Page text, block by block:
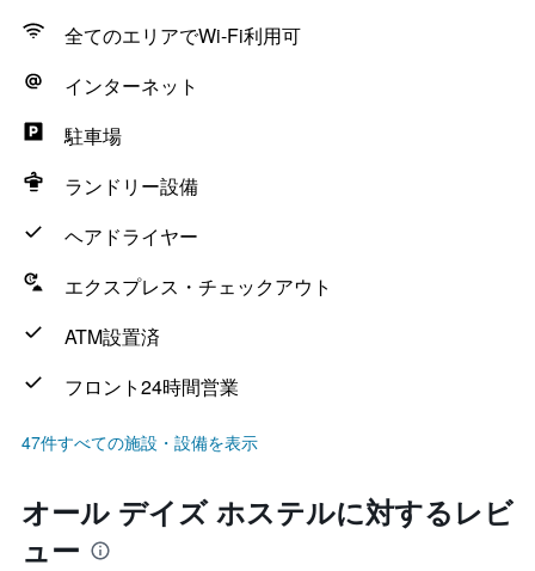
全てのエリアでWi-Fi利用可
インターネット
駐車場
ランドリー設備
ヘアドライヤー
エクスプレス・チェックアウト
ATM設置済
フロント24時間営業
47件すべての施設・設備を表示
オール デイズ ホステルに対するレビ
ュー